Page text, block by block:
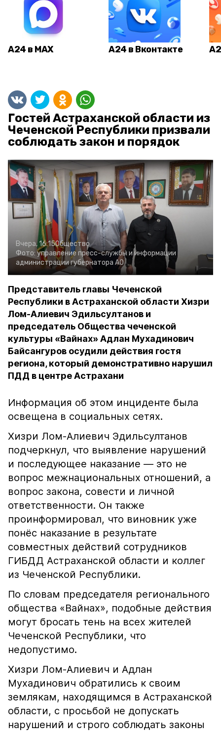
А24 в MAX А24 в Вконтакте
Гостей Астраханской области из
Чеченской Республики призвали
соблюдать закон и порядок
Вчера, 16:15Общество
Фото: управление пресс-службы и информации
администрации губернатора АО
Представитель главы Чеченской
Республики в Астраханской области Хизри
Лом-Алиевич Эдильсултанов и
председатель Общества чеченской
культуры «Вайнах» Адлан Мухадинович
Байсангуров осудили действия гостя
региона, который демонстративно нарушил
ПДД в центре Астрахани
Информация об этом инциденте была
освещена в социальных сетях.
Хизри Лом-Алиевич Эдильсултанов
подчеркнул, что выявление нарушений
и последующее наказание — это не
вопрос межнациональных отношений, а
вопрос закона, совести и личной
ответственности. Он также
проинформировал, что виновник уже
понёс наказание в результате
совместных действий сотрудников
ГИБДД Астраханской области и коллег
из Чеченской Республики.
По словам председателя регионального
общества «Вайнах», подобные действия
могут бросать тень на всех жителей
Чеченской Республики, что
недопустимо.
Хизри Лом-Алиевич и Адлан
Мухадинович обратились к своим
землякам, находящимся в Астраханской
области, с просьбой не допускать
нарушений и строго соблюдать законы